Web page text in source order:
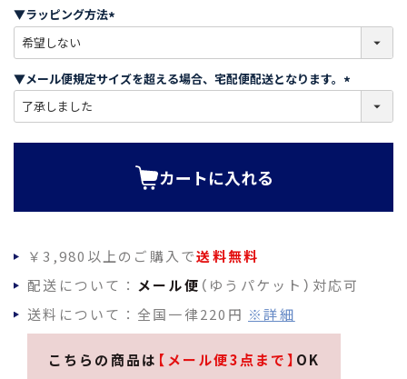
)
▼ラッピング方法
必
須
)
▼メール便規定サイズを超える場合、宅配便配送となります。
必
カートに入れる
￥3,980以上のご購入で送料無料
配送について： メール便 （ゆうパケット）対応可
送料について：全国一律220円 ※詳細
こちらの商品は 【メール便3点まで】 OK